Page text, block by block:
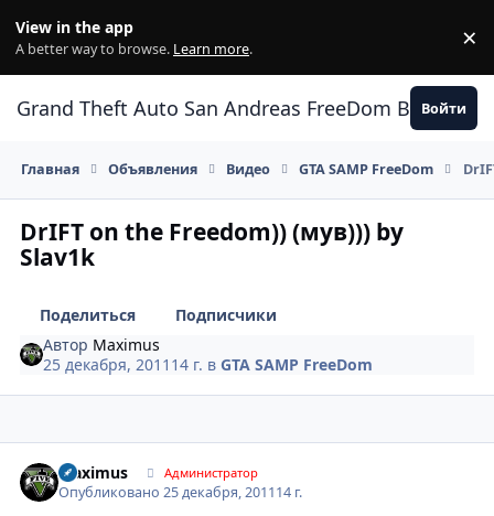
View in the app
A better way to browse. Learn more. ×
Grand Theft Auto San Andreas FreeDom Воронеж
Войти
Главная Объявления Видео GTA SAMP FreeDom
DrIFT on the Freedom)) (мув))) by
Slav1k
Поделиться
Подписчики
Автор Maximus
25 декабря, 2011 14 г. вGTA SAMP FreeDom
Maximus Администратор
Опубликовано25 декабря, 201114 г.